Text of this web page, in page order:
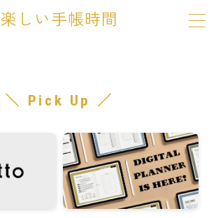
楽しい手帳時間
＼ Pick Up ／